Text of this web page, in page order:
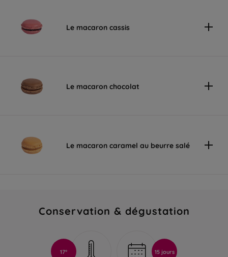
Le macaron cassis
Le macaron chocolat
Le macaron caramel au beurre salé
Conservation & dégustation
17° 15 jours